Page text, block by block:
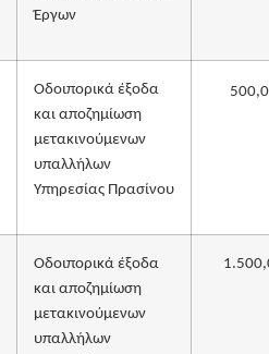
Έργων
Οδοιπορικά έξοδα
και αποζημίωση
μετακινούμενων
υπαλλήλων
Υπηρεσίας Πρασίνου
Οδοιπορικά έξοδα
και αποζημίωση
μετακινούμενων
υπαλλήλων